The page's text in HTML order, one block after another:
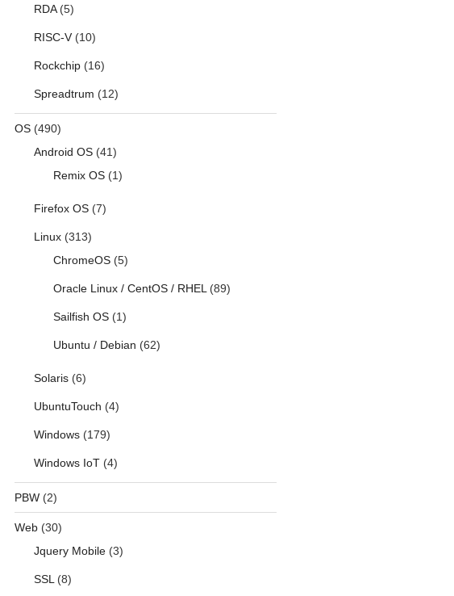
RDA(5)
RISC-V(10)
Rockchip(16)
Spreadtrum (12)
OS(490)
Android OS(41)
Remix OS(1)
Firefox OS(7)
Linux(313)
ChromeOS(5)
Oracle Linux / CentOS / RHEL(89)
Sailfish OS(1)
Ubuntu / Debian (62)
Solaris(6)
UbuntuTouch (4)
Windows(179)
Windows IoT(4)
PBW(2)
Web(30)
Jquery Mobile(3)
SSL(8)